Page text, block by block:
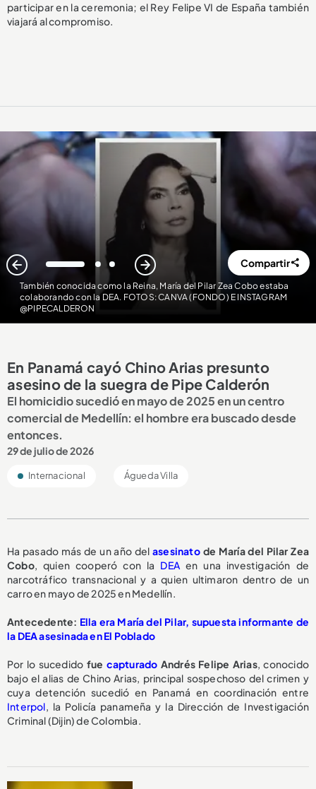
participar en la ceremonia; el Rey Felipe VI de España también
viajará al compromiso.
También conocida como la Reina, María del Pilar Zea Cobo estaba
colaborando con la DEA. FOTOS: CANVA (FONDO) E INSTAGRAM
@PIPECALDERON
1 2 3 Compartir
En Panamá cayó Chino Arias presunto
asesino de la suegra de Pipe Calderón
El homicidio sucedió en mayo de 2025 en un centro
comercial de Medellín: el hombre era buscado desde
entonces.
29 de julio de 2026
Internacional Águeda Villa
Ha pasado más de un año delasesinatode María del Pilar Zea
Cobo, quien cooperó con la DEA en una investigación de
narcotráfico transnacional y a quien ultimaron dentro de un
carro en mayo de 2025 en Medellín.
Antecedente: Ella era María del Pilar, supuesta informante de
la DEA asesinada en El Poblado
Por lo sucedido fue capturado Andrés Felipe Arias, conocido
bajo el alias de Chino Arias, principal sospechoso del crimen y
cuya detención sucedió en Panamá en coordinación entre
Interpol, la Policía panameña y la Dirección de Investigación
Criminal (Dijin) de Colombia.